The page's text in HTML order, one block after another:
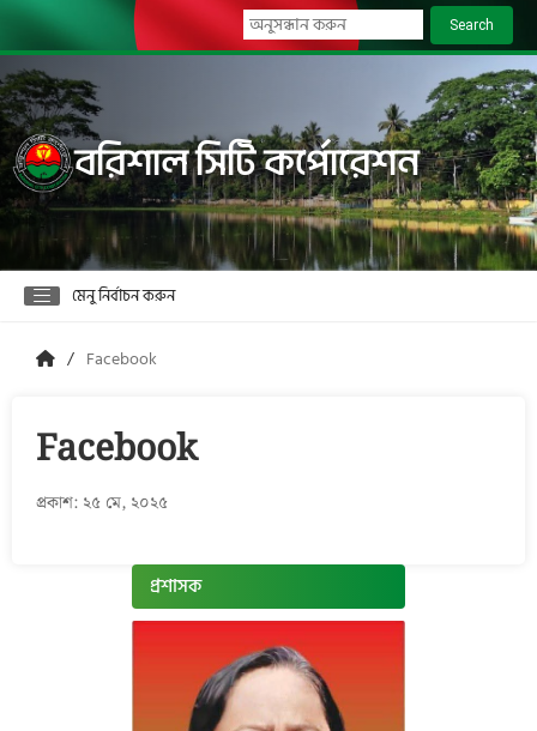
Search
বরিশাল সিটি কর্পোরেশন
মেনু নির্বাচন করুন
Facebook
Facebook
প্রকাশ: ২৫ মে, ২০২৫
প্রশাসক